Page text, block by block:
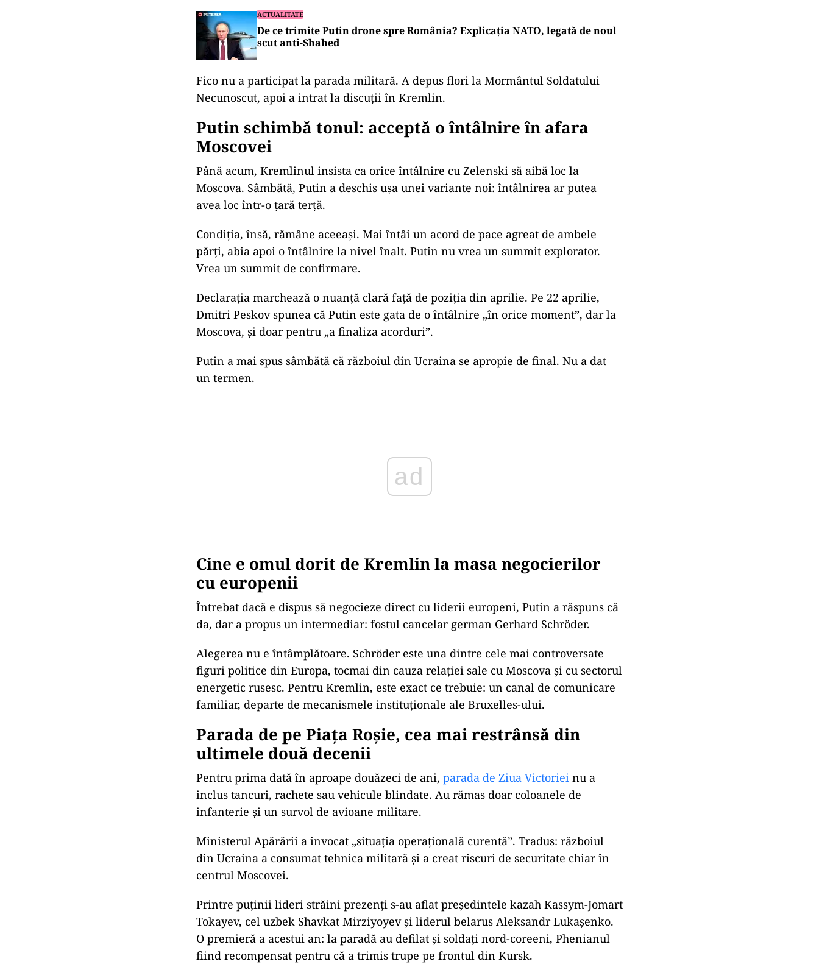
ACTUALITATE
De ce trimite Putin drone spre România? Explicația NATO, legată de noul
scut anti-Shahed
Fico nu a participat la parada militară. A depus flori la Mormântul Soldatului
Necunoscut, apoi a intrat la discuții în Kremlin.
Putin schimbă tonul: acceptă o întâlnire în afara
Moscovei
Până acum, Kremlinul insista ca orice întâlnire cu Zelenski să aibă loc la
Moscova. Sâmbătă, Putin a deschis ușa unei variante noi: întâlnirea ar putea
avea loc într-o țară terță.
Condiția, însă, rămâne aceeași. Mai întâi un acord de pace agreat de ambele
părți, abia apoi o întâlnire la nivel înalt. Putin nu vrea un summit explorator.
Vrea un summit de confirmare.
Declarația marchează o nuanță clară față de poziția din aprilie. Pe 22 aprilie,
Dmitri Peskov spunea că Putin este gata de o întâlnire „în orice moment”, dar la
Moscova, și doar pentru „a finaliza acorduri”.
Putin a mai spus sâmbătă că războiul din Ucraina se apropie de final. Nu a dat
un termen.
ad
Cine e omul dorit de Kremlin la masa negocierilor
cu europenii
Întrebat dacă e dispus să negocieze direct cu liderii europeni, Putin a răspuns că
da, dar a propus un intermediar: fostul cancelar german Gerhard Schröder.
Alegerea nu e întâmplătoare. Schröder este una dintre cele mai controversate
figuri politice din Europa, tocmai din cauza relației sale cu Moscova și cu sectorul
energetic rusesc. Pentru Kremlin, este exact ce trebuie: un canal de comunicare
familiar, departe de mecanismele instituționale ale Bruxelles-ului.
Parada de pe Piața Roșie, cea mai restrânsă din
ultimele două decenii
Pentru prima dată în aproape douăzeci de ani, parada de Ziua Victoriei nu a
inclus tancuri, rachete sau vehicule blindate. Au rămas doar coloanele de
infanterie și un survol de avioane militare.
Ministerul Apărării a invocat „situația operațională curentă”. Tradus: războiul
din Ucraina a consumat tehnica militară și a creat riscuri de securitate chiar în
centrul Moscovei.
Printre puținii lideri străini prezenți s-au aflat președintele kazah Kassym-Jomart
Tokayev, cel uzbek Shavkat Mirziyoyev și liderul belarus Aleksandr Lukașenko.
O premieră a acestui an: la paradă au defilat și soldați nord-coreeni, Phenianul
fiind recompensat pentru că a trimis trupe pe frontul din Kursk.